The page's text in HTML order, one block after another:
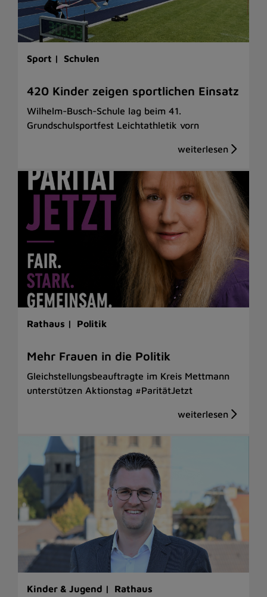
Sport | Schulen
420 Kinder zeigen sportlichen Einsatz
Wilhelm-Busch-Schule lag beim 41.
Grundschulsportfest Leichtathletik vorn
Rathaus | Politik
Mehr Frauen in die Politik
Gleichstellungsbeauftragte im Kreis Mettmann
unterstützen Aktionstag #ParitätJetzt
Kinder & Jugend | Rathaus